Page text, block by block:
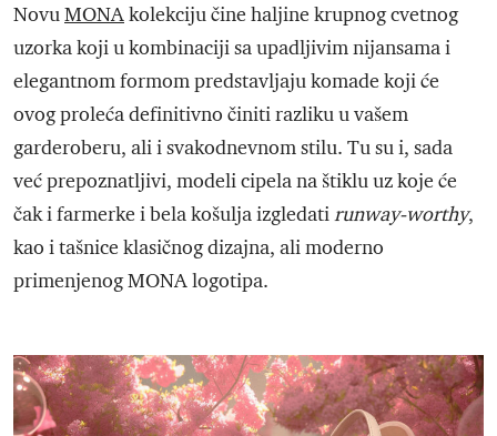
NovuMONAkolekciju čine haljine krupnog cvetnog
uzorka koji u kombinaciji sa upadljivim nijansama i
elegantnom formom predstavljaju komade koji će
ovog proleća definitivno činiti razliku u vašem
garderoberu, ali i svakodnevnom stilu. Tu su i, sada
već prepoznatljivi, modeli cipela na štiklu uz koje će
čak i farmerke i bela košulja izgledatirunway-worthy,
kao i tašnice klasičnog dizajna, ali moderno
primenjenog MONA logotipa.